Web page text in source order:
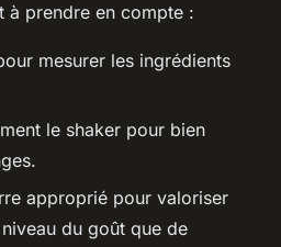
à prendre en compte :
mesurer les ingrédients
le shaker pour bien
approprié pour valoriser
du goût que de